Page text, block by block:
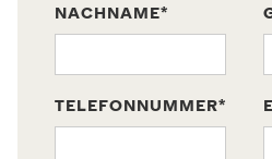
NACHNAME*
TELEFONNUMMER*